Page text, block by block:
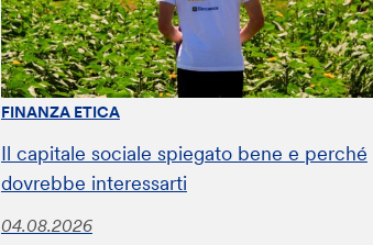
FINANZA ETICA
Il capitale sociale spiegato bene e perché
dovrebbe interessarti
04.08.2026